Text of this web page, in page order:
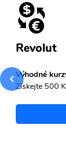
Revolut
Výhodné
Získejte 500